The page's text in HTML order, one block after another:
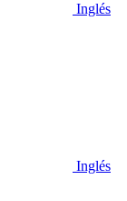
Inglés
Inglés